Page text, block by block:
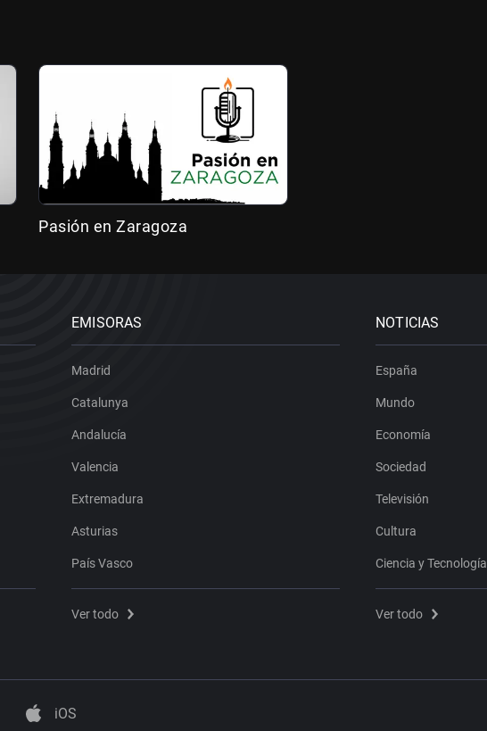
Pasión en Zaragoza
EMISORAS
Madrid
Catalunya
Andalucía
Valencia
Extremadura
Asturias
País Vasco
Ver todo
NOTICIAS
España
Mundo
Economía
Sociedad
Televisión
Cultura
Ciencia y Tecnología
Ver todo
iOS